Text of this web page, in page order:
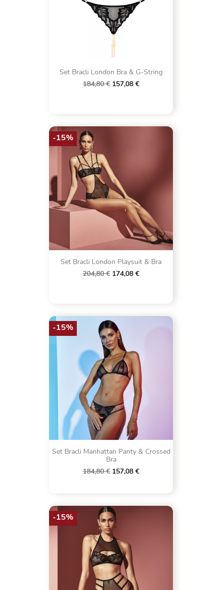
Set Bracli London Bra & G-String
184,80 € 157,08 €
Set Bracli London Playsuit & Bra
204,80 € 174,08 €
-15%
Set Bracli Manhattan Panty & Crossed
Bra
184,80 € 157,08 €
-15%
-15%